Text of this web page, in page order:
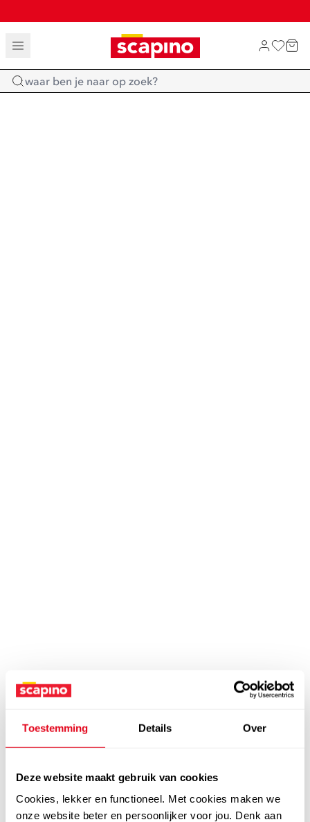
Toestemming Details Over
Deze website maakt gebruik van cookies
Cookies, lekker en functioneel. Met cookies maken we
onze website beter en persoonlijker voor jou. Denk aan
TOT 70% KORTING OP SALE
SHOP NIEUW
Home